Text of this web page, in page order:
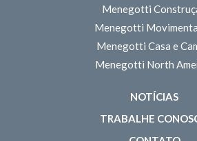
Menegotti
Menegotti
Menegotti Casa e
Menegotti North
NOTÍCIAS
TRABALHE